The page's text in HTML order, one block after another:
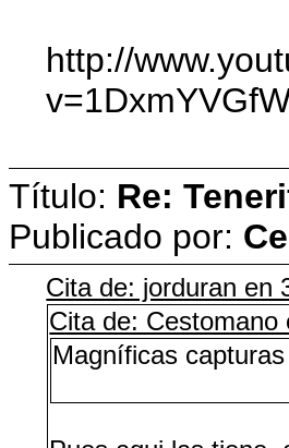
http://
Título: Re:
Publicado por:
Cita de: jorduran en
Cita de:
Magníficas